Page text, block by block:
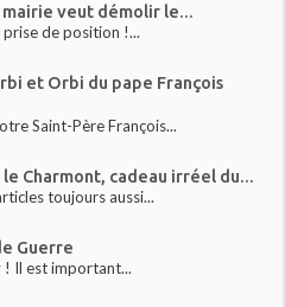
mairie veut démolir le...
de position !...
et Orbi du pape François
Saint-Père François...
Charmont, cadeau irréel du...
toujours aussi...
Guerre
! Il est important...